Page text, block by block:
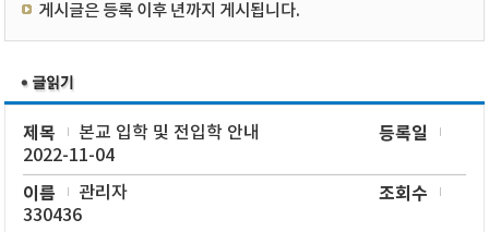
게시글은 등록 이후 년까지 게시됩니다.
제목 본교 입학 및 전입학 안내 등록일
2022-11-04
이름 관리자 조회수
330436